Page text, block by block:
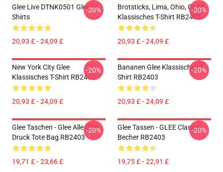
Glee Live DTNK0501 Glee T-
Shirts
20,93 £ - 24,09 £
-20%
Brotsticks, Lima, Ohio, GLEE
Klassisches T-Shirt RB2403
20,93 £ - 24,09 £
-20%
New York City Glee
Klassisches T-Shirt RB2403
20,93 £ - 24,09 £
-20%
Bananen Glee Klassisches T-
Shirt RB2403
20,93 £ - 24,09 £
-20%
Glee Taschen - Glee Alle Über
Druck Tote Bag RB2403
19,71 £ - 23,66 £
-20%
Glee Tassen - GLEE Classic
Becher RB2403
19,75 £ - 22,91 £
-20%